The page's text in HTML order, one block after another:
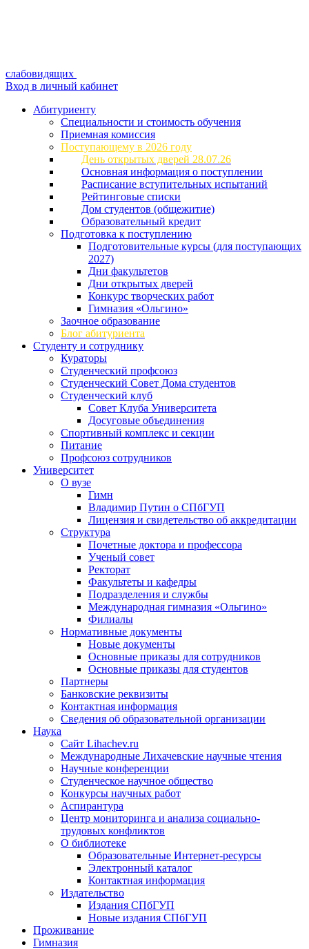
слабовидящих
Вход в личный кабинет
Абитуриенту
Специальности и стоимость обучения
Приемная комиссия
Поступающему в 2026 году
День открытых дверей 28.07.26
Основная информация о поступлении
Расписание вступительных испытаний
Рейтинговые списки
Дом студентов (общежитие)
Образовательный кредит
Подготовка к поступлению
Подготовительные курсы (для поступающих
2027)
Дни факультетов
Дни открытых дверей
Конкурс творческих работ
Гимназия «Ольгино»
Заочное образование
Блог абитуриента
Студенту и сотруднику
Кураторы
Студенческий профсоюз
Студенческий Совет Дома студентов
Студенческий клуб
Совет Клуба Университета
Досуговые объединения
Спортивный комплекс и секции
Питание
Профсоюз сотрудников
Университет
О вузе
Гимн
Владимир Путин о СПбГУП
Лицензия и свидетельство об аккредитации
Структура
Почетные доктора и профессора
Ученый совет
Ректорат
Факультеты и кафедры
Подразделения и службы
Международная гимназия «Ольгино»
Филиалы
Нормативные документы
Новые документы
Основные приказы для сотрудников
Основные приказы для студентов
Партнеры
Банковские реквизиты
Контактная информация
Сведения об образовательной организации
Наука
Сайт Lihachev.ru
Международные Лихачевские научные чтения
Научные конференции
Студенческое научное общество
Конкурсы научных работ
Аспирантура
Центр мониторинга и анализа социально-
трудовых конфликтов
О библиотеке
Образовательные Интернет-ресурсы
Электронный каталог
Контактная информация
Издательство
Издания СПбГУП
Новые издания СПбГУП
Проживание
Гимназия